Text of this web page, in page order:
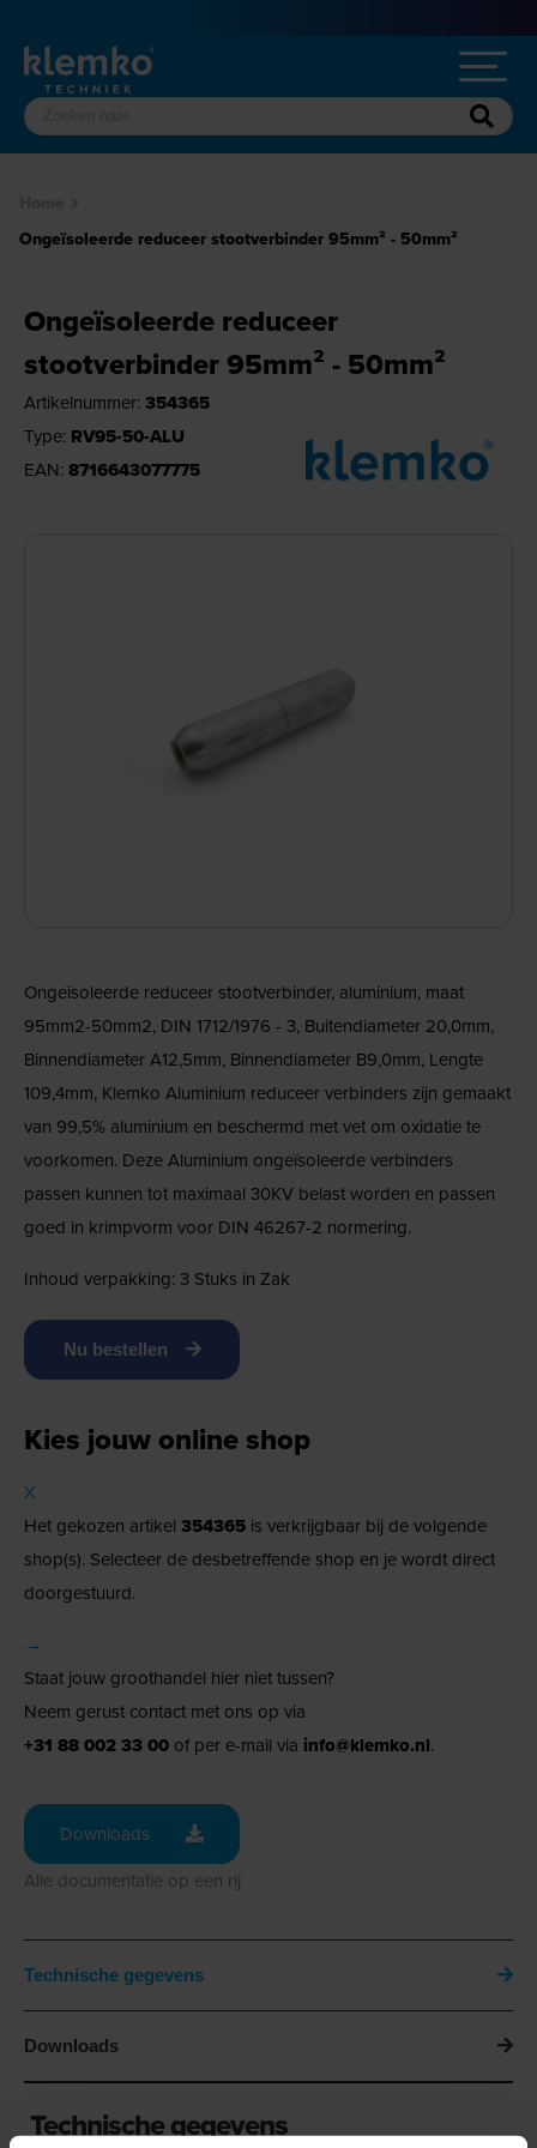
Ongeïsoleerde reduceer stootverbinder 95mm² - 50mm²
Ongeïsoleerde reduceer
stootverbinder 95mm² - 50mm²
Artikelnummer: 354365
Type: RV95-50-ALU
EAN: 8716643077775
Ongeïsoleerde reduceer stootverbinder, aluminium, maat
95mm2-50mm2, DIN 1712/1976 - 3, Buitendiameter 20,0mm,
Binnendiameter A12,5mm, Binnendiameter B9,0mm, Lengte
109,4mm, Klemko Aluminium reduceer verbinders zijn gemaakt
van 99,5% aluminium en beschermd met vet om oxidatie te
voorkomen. Deze Aluminium ongeïsoleerde verbinders
passen kunnen tot maximaal 30KV belast worden en passen
goed in krimpvorm voor DIN 46267-2 normering.
Inhoud verpakking: 3 Stuks in Zak
Nu bestellen
Kies jouw online shop
X
Het gekozen artikel 354365 is verkrijgbaar bij de volgende
shop(s). Selecteer de desbetreffende shop en je wordt direct
doorgestuurd.
→
Staat jouw groothandel hier niet tussen?
Neem gerust contact met ons op via
+31 88 002 33 00 of per e-mail via info@klemko.nl.
Downloads
Alle documentatie op een rij
Technische gegevens
Downloads
Technische gegevens